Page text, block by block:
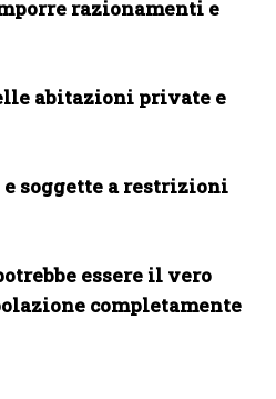
razionamenti e
abitazioni private e
soggette a restrizioni
essere il vero
completamente